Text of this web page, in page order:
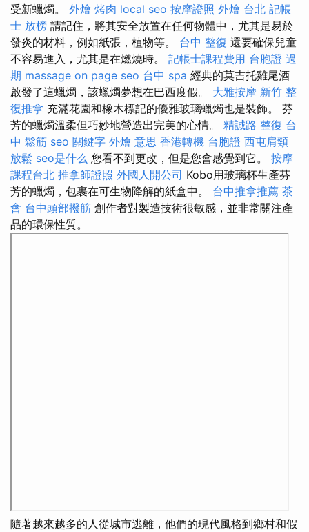
受新蠟燭。 外燴 烤肉 local seo 按摩證照 外燴 台北 記帳
士 放榜 請記住，將其安全放置在任何物體中，尤其是易於
發炎的材料，例如紙張，植物等。 台中 整復 還要確保兒童
不容易進入，尤其是在燃燒時。 記帳士課程費用 台胞證 過
期 massage on page seo 台中 spa 經典的莫吉托雞尾酒
啟發了這蠟燭，該蠟燭夢想在巴西度假。 大雅按摩 新竹 整
復推拿 充滿花園和橡木標記的優雅玻璃蠟燭也是裝飾。 芬
芳的蠟燭溫柔但巧妙地營造出完美的心情。 精誠路 整復 台
中 鬆筋 seo 關鍵字 外燴 意思 香港轉機 台胞證 西屯肩頸
放鬆 seo是什么 您看不到更改，但是您會感覺到它。 按摩
課程台北 推拿師證照 外國人開公司 Kobo用玻璃杯生產芬
芳的蠟燭，包裹在可生物降解的紙盒中。 台中推拿推薦 茶
會 台中頭部撥筋 創作者對製造技術很敏感，並非常關注產
品的環保性質。
隨著越來越多的人從城市逃離，他們的現代風格到鄉村和假